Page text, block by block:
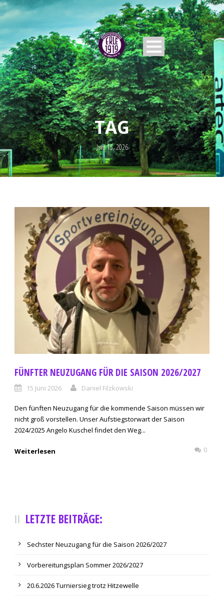
TAG
Juni 15, 2026
FÜNFTER NEUZUGANG FÜR DIE SAISON 2026/2027
15 Juni 2026 Daniel Filzkowski
Den fünften Neuzugang für die kommende Saison müssen wir
nicht groß vorstellen. Unser Aufstiegstorwart der Saison
2024/2025 Angelo Kuschel findet den Weg...
Weiterlesen 0
LETZTE BEITRÄGE:
Sechster Neuzugang für die Saison 2026/2027
Vorbereitungsplan Sommer 2026/2027
20.6.2026 Turniersieg trotz Hitzewelle